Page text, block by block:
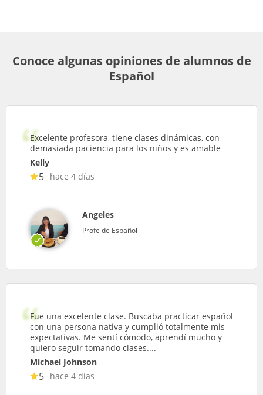
Conoce algunas opiniones de alumnos de
Español
Excelente profesora, tiene clases dinámicas, con
demasiada paciencia para los niños y es amable
Kelly
5 hace 4 días
Angeles
Profe de Español
Fue una excelente clase. Buscaba practicar español
con una persona nativa y cumplió totalmente mis
expectativas. Me sentí cómodo, aprendí mucho y
quiero seguir tomando clases....
Michael Johnson
5 hace 4 días